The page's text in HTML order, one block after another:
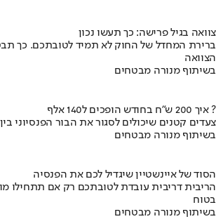
צוואה בגיל פרישה: כך תעשו נכון
ברירת המחדל של החוק לא תמיד לטובתכם. כך
הצוואה
בשיתוף מנורה מבטחים
איך 200 ש"ח בחודש הופכים ל140 אלף ?
צעדים קטנים שיכולים לסגור את הבור הפנסיוני
בשיתוף מנורה מבטחים
הסוד של איינשטיין שיגדיל לכם את הפנסיה
הריבית דריבית עובדת לטובתכם רק אם תתחילו
בטוח
בשיתוף מנורה מבטחים